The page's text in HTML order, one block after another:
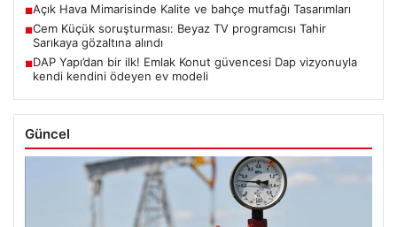
■Açık Hava Mimarisinde Kalite ve bahçe mutfağı Tasarımları
■Cem Küçük soruşturması: Beyaz TV programcısı Tahir
Sarıkaya gözaltına alındı
■DAP Yapı’dan bir ilk! Emlak Konut güvencesi Dap vizyonuyla
kendi kendini ödeyen ev modeli
Güncel